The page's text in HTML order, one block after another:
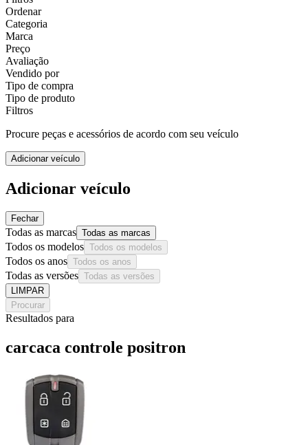
Ordenar
Categoria
Marca
Preço
Avaliação
Vendido por
Tipo de compra
Tipo de produto
Filtros
Procure peças e acessórios de acordo com seu veículo
Adicionar veículo
Adicionar veículo
Fechar
Todas as marcas Todas as marcas
Todos os modelos Todos os modelos
Todos os anos Todos os anos
Todas as versões Todas as versões
LIMPAR
Procurar
Resultados para
carcaca controle positron